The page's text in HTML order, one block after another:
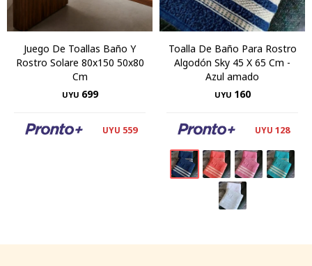
Juego De Toallas Baño Y
Rostro Solare 80x150 50x80
Cm
UYU 699
UYU 559
Toalla De Baño Para Rostro
Algodón Sky 45 X 65 Cm -
Azul amado
UYU 160
UYU 128